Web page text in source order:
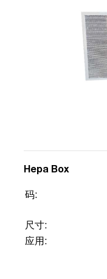
Hepa Box
码:
尺寸:
应用: